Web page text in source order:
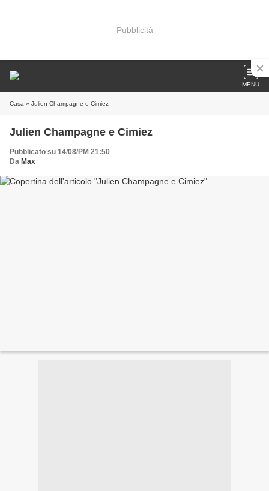
Pubblicità
MENU
Casa » Julien Champagne e Cimiez
Julien Champagne e Cimiez
Pubblicato su 14/08/PM 21:50
Da Max